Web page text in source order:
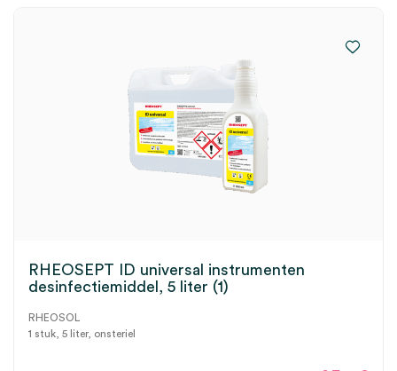
RHEOSEPT ID universal instrumenten
desinfectiemiddel, 5 liter (1)
RHEOSOL
1 stuk, 5 liter, onsteriel